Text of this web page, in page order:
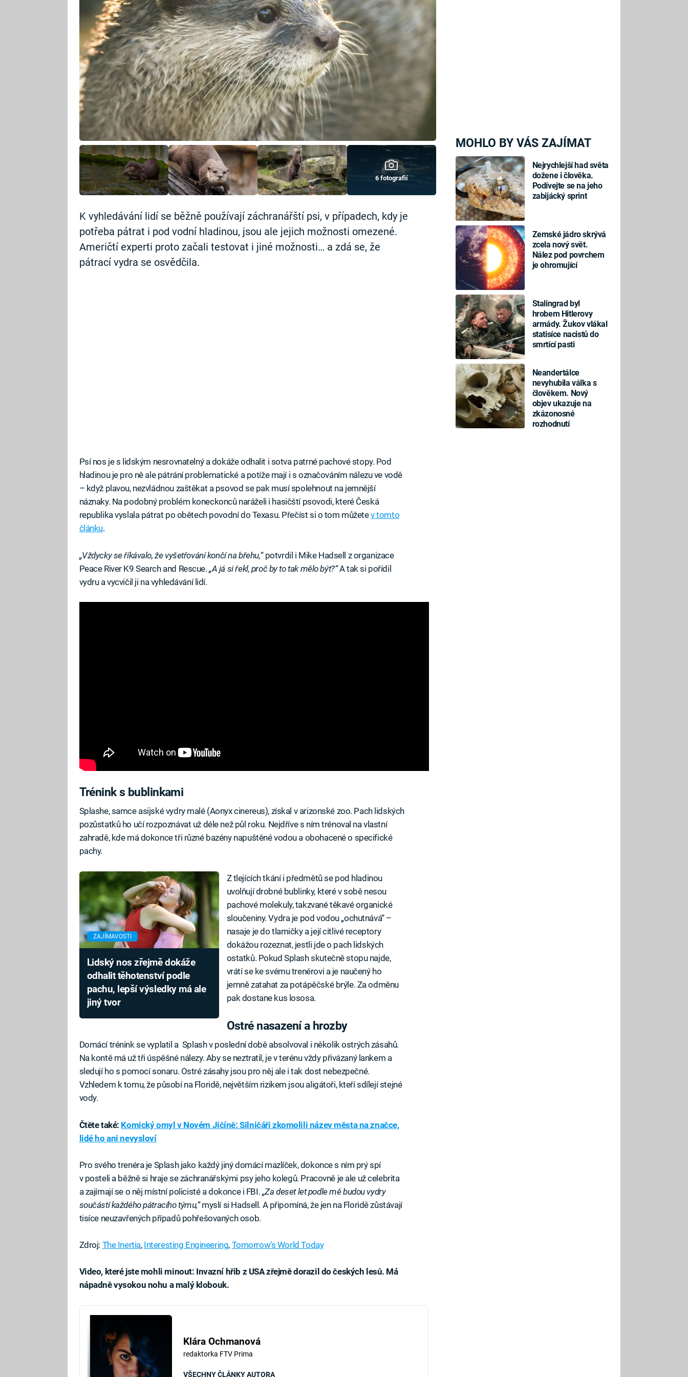
MOHLO BY VÁS ZAJÍMAT
Nejrychlejší had světa
dožene i člověka.
Podívejte se na jeho
zabijácký sprint
Zemské jádro skrývá
zcela nový svět.
Nález pod povrchem
je ohromující
Stalingrad byl
hrobem Hitlerovy
armády. Žukov vlákal
statisíce nacistů do
smrtící pasti
Neandertálce
nevyhubila válka s
člověkem. Nový
objev ukazuje na
zkázonosné
rozhodnutí
6 fotografií
K vyhledávání lidí se běžně používají záchranářští psi, v případech, kdy je
potřeba pátrat i pod vodní hladinou, jsou ale jejich možnosti omezené.
Američtí experti proto začali testovat i jiné možnosti… a zdá se, že
pátrací vydra se osvědčila.
Psí nos je s lidským nesrovnatelný a dokáže odhalit i sotva patrné pachové stopy. Pod
hladinou je pro ně ale pátrání problematické a potíže mají i s označováním nálezu ve vodě
– když plavou, nezvládnou zaštěkat a psovod se pak musí spolehnout na jemnější
náznaky. Na podobný problém koneckonců naráželi i hasičští psovodi, které Česká
republika vyslala pátrat po obětech povodní do Texasu. Přečíst si o tom můžetev tomto
článku.
„Vždycky se říkávalo, že vyšetřování končí na břehu,“ potvrdil i Mike Hadsell z organizace
Peace River K9 Search and Rescue.„A já si řekl, proč by to tak mělo být?“A tak si pořídil
vydru a vycvičil ji na vyhledávání lidí.
Trénink s bublinkami
Splashe, samce asijské vydry malé (Aonyx cinereus), získal v arizonské zoo. Pach lidských
pozůstatků ho učí rozpoznávat už déle než půl roku. Nejdříve s ním trénoval na vlastní
zahradě, kde má dokonce tři různé bazény napuštěné vodou a obohacené o specifické
pachy.
ZAJÍMAVOSTI
Lidský nos zřejmě dokáže
odhalit těhotenství podle
pachu, lepší výsledky má ale
jiný tvor
Z tlejících tkání i předmětů se pod hladinou
uvolňují drobné bublinky, které v sobě nesou
pachové molekuly, takzvané těkavé organické
sloučeniny. Vydra je pod vodou „ochutnává“ –
nasaje je do tlamičky a její citlivé receptory
dokážou rozeznat, jestli jde o pach lidských
ostatků. Pokud Splash skutečně stopu najde,
vrátí se ke svému trenérovi a je naučený ho
jemně zatahat za potápěčské brýle. Za odměnu
pak dostane kus lososa.
Ostré nasazení a hrozby
Domácí trénink se vyplatil a Splash v poslední době absolvoval i několik ostrých zásahů.
Na kontě má už tři úspěšné nálezy. Aby se neztratil, je v terénu vždy přivázaný lankem a
sledují ho s pomocí sonaru. Ostré zásahy jsou pro něj ale i tak dost nebezpečné.
Vzhledem k tomu, že působí na Floridě, největším rizikem jsou aligátoři, kteří sdílejí stejné
vody.
Čtěte také: Komický omyl v Novém Jičíně: Silničáři zkomolili název města na značce,
lidé ho ani nevysloví
Pro svého trenéra je Splash jako každý jiný domácí mazlíček, dokonce s ním prý spí
v posteli a běžně si hraje se záchranářskými psy jeho kolegů. Pracovně je ale už celebrita
a zajímají se o něj místní policisté a dokonce i FBI. „Za deset let podle mě budou vydry
součástí každého pátracího týmu,“myslí si Hadsell. A připomíná, že jen na Floridě zůstávají
tisíce neuzavřených případů pohřešovaných osob.
Zdroj: The Inertia, Interesting Engineering, Tomorrow‘s World Today
Video, které jste mohli minout: Invazní hřib z USA zřejmě dorazil do českých lesů. Má
nápadně vysokou nohu a malý klobouk.
Klára Ochmanová
redaktorka FTV Prima
VŠECHNY ČLÁNKY AUTORA